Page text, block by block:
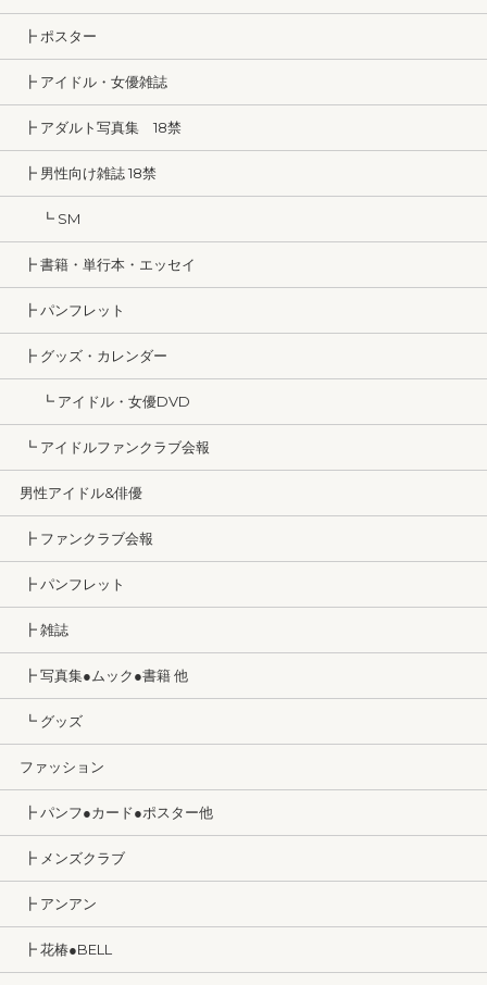
┣ ポスター
┣ アイドル・女優雑誌
┣ アダルト写真集 18禁
┣ 男性向け雑誌 18禁
┗ SM
┣ 書籍・単行本・エッセイ
┣ パンフレット
┣ グッズ・カレンダー
┗ アイドル・女優DVD
┗ アイドルファンクラブ会報
男性アイドル&俳優
┣ ファンクラブ会報
┣ パンフレット
┣ 雑誌
┣ 写真集●ムック●書籍 他
┗ グッズ
ファッション
┣ パンフ●カード●ポスター他
┣ メンズクラブ
┣ アンアン
┣ 花椿●BELL